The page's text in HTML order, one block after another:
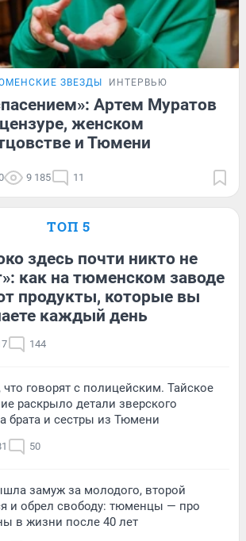
ЗВЕЗДЫ ИНТЕРВЬЮ
Артем Муратов
женском
и Тюмени
9 185 11
ТОП 5
здесь почти никто не
как на тюменском заводе
продукты, которые вы
каждый день
144
говорят с полицейским. Тайское
раскрыло детали зверского
брата и сестры из Тюмени
50
замуж за молодого, второй
и обрел свободу: тюменцы — про
в жизни после 40 лет